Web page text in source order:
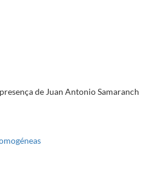
de Juan Antonio Samaranch